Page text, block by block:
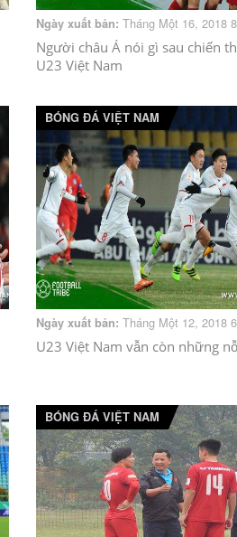
Ngày xuất bản: Tháng Một 16, 2018
Người châu Á nói gì sau chiến
U23 Việt Nam
BÓNG ĐÁ VIỆT NAM
Ngày xuất bản: Tháng Một 12, 2018
U23 Việt Nam vẫn còn những
BÓNG ĐÁ VIỆT NAM